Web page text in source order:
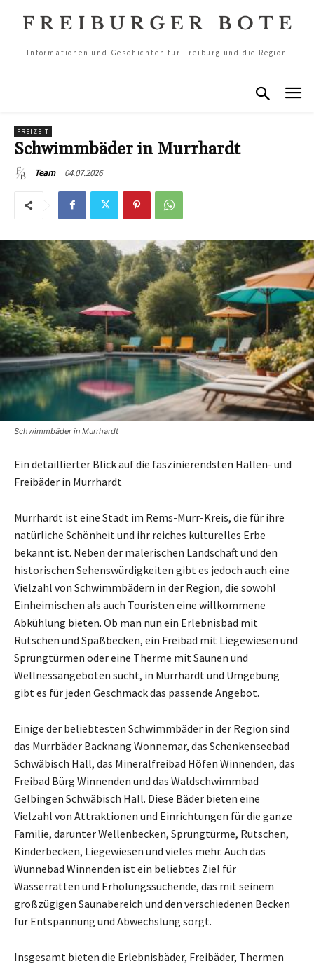
Informationen und Geschichten für Freiburg und die Region
FREIZEIT
Schwimmbäder in Murrhardt
Team 04.07.2026
Schwimmbäder in Murrhardt
Ein detaillierter Blick auf die faszinierendsten Hallen- und
Freibäder in Murrhardt
Murrhardt ist eine Stadt im Rems-Murr-Kreis, die für ihre
natürliche Schönheit und ihr reiches kulturelles Erbe
bekannt ist. Neben der malerischen Landschaft und den
historischen Sehenswürdigkeiten gibt es jedoch auch eine
Vielzahl von Schwimmbädern in der Region, die sowohl
Einheimischen als auch Touristen eine willkommene
Abkühlung bieten. Ob man nun ein Erlebnisbad mit
Rutschen und Spaßbecken, ein Freibad mit Liegewiesen und
Sprungtürmen oder eine Therme mit Saunen und
Wellnessangeboten sucht, in Murrhardt und Umgebung
gibt es für jeden Geschmack das passende Angebot.
Einige der beliebtesten Schwimmbäder in der Region sind
das Murrbäder Backnang Wonnemar, das Schenkenseebad
Schwäbisch Hall, das Mineralfreibad Höfen Winnenden, das
Freibad Bürg Winnenden und das Waldschwimmbad
Gelbingen Schwäbisch Hall. Diese Bäder bieten eine
Vielzahl von Attraktionen und Einrichtungen für die ganze
Familie, darunter Wellenbecken, Sprungtürme, Rutschen,
Kinderbecken, Liegewiesen und vieles mehr. Auch das
Wunnebad Winnenden ist ein beliebtes Ziel für
Wasserratten und Erholungssuchende, das mit seinem
großzügigen Saunabereich und den verschiedenen Becken
für Entspannung und Abwechslung sorgt.
Insgesamt bieten die Erlebnisbäder, Freibäder, Thermen